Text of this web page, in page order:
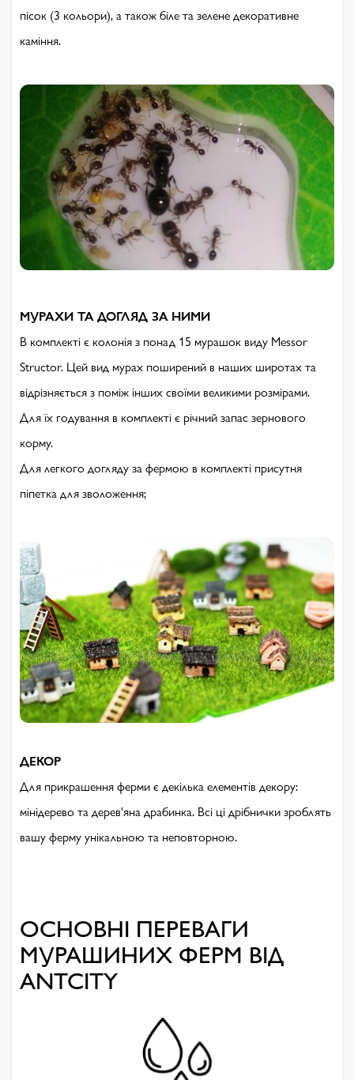
пісок (3 кольори), а також біле та зелене декоративне
каміння.
МУРАХИ ТА ДОГЛЯД ЗА НИМИ
В комплекті є колонія з понад 15 мурашок виду Messor
Structor. Цей вид мурах поширений в наших широтах та
відрізняється з поміж інших своїми великими розмірами.
Для їх годування в комплекті є річний запас зернового
корму.
Для легкого догляду за фермою в комплекті присутня
піпетка для зволоження;
ДЕКОР
Для прикрашення ферми є декілька елементів декору:
мінідерево та дерев'яна драбинка. Всі ці дрібнички зроблять
вашу ферму унікальною та неповторною.
ОСНОВНІ ПЕРЕВАГИ
МУРАШИНИХ ФЕРМ ВІД
ANTCITY